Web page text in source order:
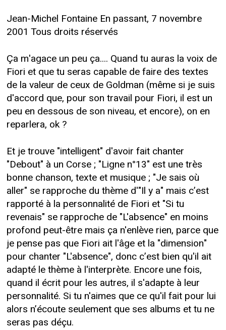
Jean-Michel Fontaine En passant, 7 novembre
2001 Tous droits réservés
Ça m'agace un peu ça.... Quand tu auras la voix de
Fiori et que tu seras capable de faire des textes
de la valeur de ceux de Goldman (même si je suis
d'accord que, pour son travail pour Fiori, il est un
peu en dessous de son niveau, et encore), on en
reparlera, ok ?
Et je trouve "intelligent" d'avoir fait chanter
"Debout" à un Corse ; "Ligne n°13" est une très
bonne chanson, texte et musique ; "Je sais où
aller" se rapproche du thème d'"Il y a" mais c’est
rapporté à la personnalité de Fiori et "Si tu
revenais" se rapproche de "L'absence" en moins
profond peut-être mais ça n'enlève rien, parce que
je pense pas que Fiori ait l'âge et la "dimension"
pour chanter "L'absence", donc c’est bien qu'il ait
adapté le thème à l'interprète. Encore une fois,
quand il écrit pour les autres, il s'adapte à leur
personnalité. Si tu n'aimes que ce qu'il fait pour lui
alors n’écoute seulement que ses albums et tu ne
seras pas déçu.